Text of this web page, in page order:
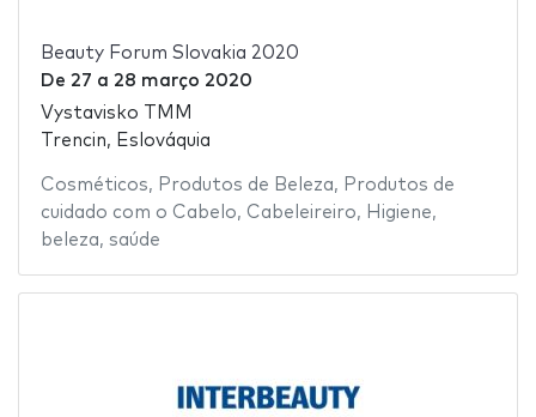
Beauty Forum Slovakia 2020
De 27 a 28 março 2020
Vystavisko TMM
Trencin, Eslováquia
Cosméticos, Produtos de Beleza, Produtos de
cuidado com o Cabelo, Cabeleireiro, Higiene,
beleza, saúde